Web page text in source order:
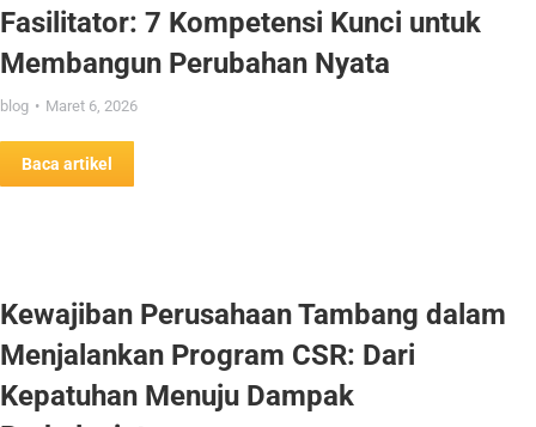
Fasilitator: 7 Kompetensi Kunci untuk
Membangun Perubahan Nyata
blog Maret 6, 2026
Baca artikel
Kewajiban Perusahaan Tambang dalam
Menjalankan Program CSR: Dari
Kepatuhan Menuju Dampak